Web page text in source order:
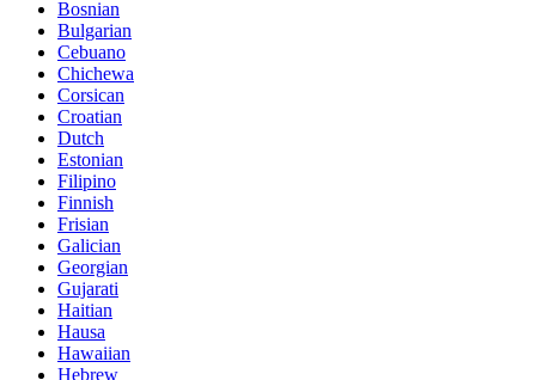
Bosnian
Bulgarian
Cebuano
Chichewa
Corsican
Croatian
Dutch
Estonian
Filipino
Finnish
Frisian
Galician
Georgian
Gujarati
Haitian
Hausa
Hawaiian
Hebrew